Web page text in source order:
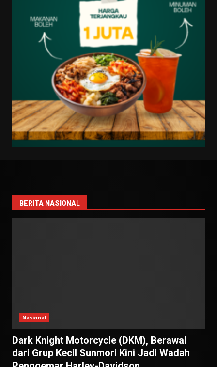
BERITA NASIONAL
Nasional
Dark Knight Motorcycle (DKM), Berawal
dari Grup Kecil Sunmori Kini Jadi Wadah